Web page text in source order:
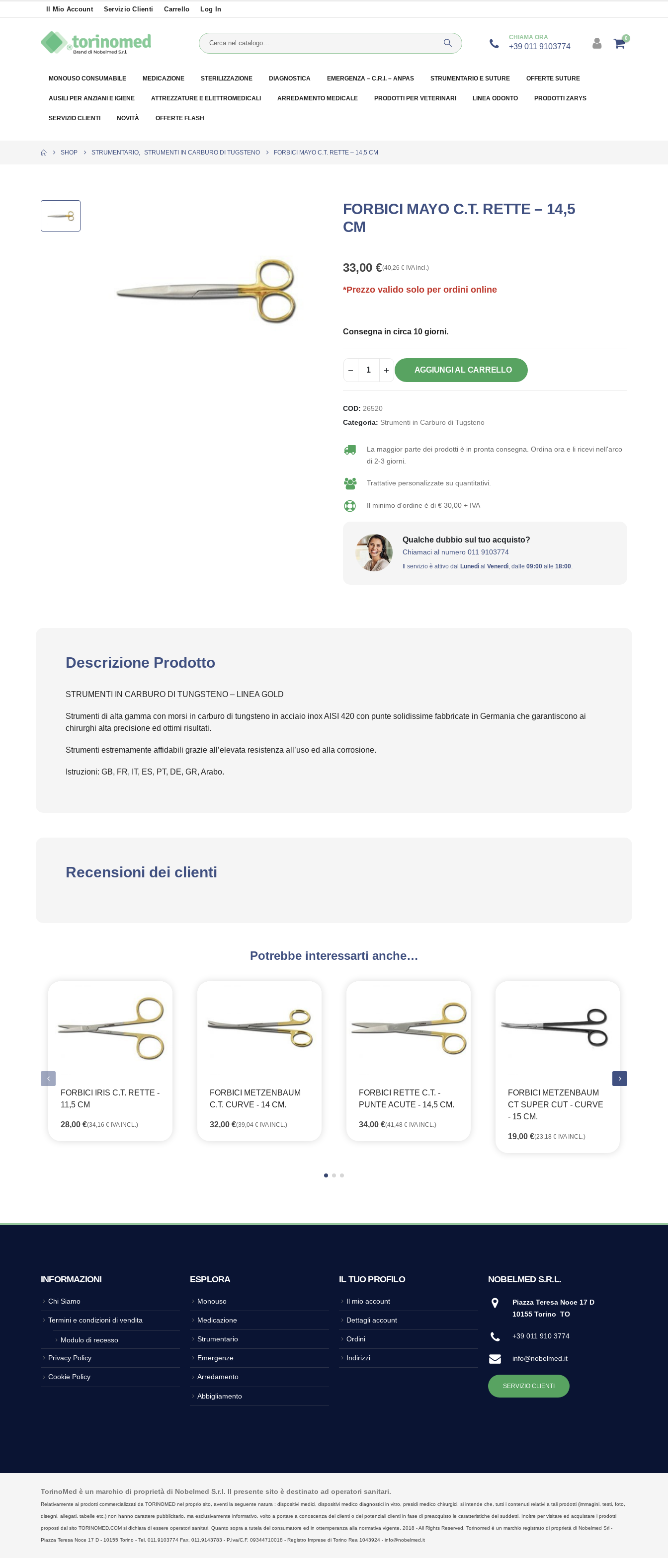
Il Mio Account Servizio Clienti Carrello Log In
CHIAMA ORA
+39 011 9103774
0
MONOUSO CONSUMABILE MEDICAZIONE STERILIZZAZIONE DIAGNOSTICA EMERGENZA – C.R.I. – ANPAS STRUMENTARIO E SUTURE OFFERTE SUTURE
AUSILI PER ANZIANI E IGIENE ATTREZZATURE E ELETTROMEDICALI ARREDAMENTO MEDICALE PRODOTTI PER VETERINARI LINEA ODONTO PRODOTTI ZARYS
SERVIZIO CLIENTI NOVITÀ OFFERTE FLASH
SHOP STRUMENTARIO STRUMENTI IN CARBURO DI TUGSTENO FORBICI MAYO C.T. RETTE – 14,5 CM
FORBICI MAYO C.T. RETTE – 14,5
CM
33,00 €(40,26 €IVA incl.)
*Prezzo valido solo per ordini online
Consegna in circa 10 giorni.
AGGIUNGI AL CARRELLO
COD: 26520
Categoria: Strumenti in Carburo di Tugsteno
La maggior parte dei prodotti è in pronta consegna. Ordina ora e li ricevi nell'arco
di 2-3 giorni.
Trattative personalizzate su quantitativi.
Il minimo d'ordine è di € 30,00 + IVA
Qualche dubbio sul tuo acquisto?
Chiamaci al numero 011 9103774
Il servizio è attivo dal Lunedìal Venerdì, dalle 09:00alle 18:00.
Descrizione Prodotto
STRUMENTI IN CARBURO DI TUNGSTENO – LINEA GOLD
Strumenti di alta gamma con morsi in carburo di tungsteno in acciaio inox AISI 420 con punte solidissime fabbricate in Germania che garantiscono ai
chirurghi alta precisione ed ottimi risultati.
Strumenti estremamente affidabili grazie all’elevata resistenza all’uso ed alla corrosione.
Istruzioni: GB, FR, IT, ES, PT, DE, GR, Arabo.
Recensioni dei clienti
Potrebbe interessarti anche…
FORBICI IRIS C.T. RETTE -
11,5 CM
28,00 €(34,16 € IVA INCL.)
FORBICI METZENBAUM
C.T. CURVE - 14 CM.
32,00 €(39,04 € IVA INCL.)
FORBICI RETTE C.T. -
PUNTE ACUTE - 14,5 CM.
34,00 €(41,48 € IVA INCL.)
FORBICI METZENBAUM
CT SUPER CUT - CURVE
- 15 CM.
19,00 €(23,18 € IVA INCL.)
INFORMAZIONI
Chi Siamo
Termini e condizioni di vendita
Modulo di recesso
Privacy Policy
Cookie Policy
ESPLORA
Monouso
Medicazione
Strumentario
Emergenze
Arredamento
Abbigliamento
IL TUO PROFILO
Il mio account
Dettagli account
Ordini
Indirizzi
NOBELMED S.R.L.
Piazza Teresa Noce 17 D
10155 Torino TO
+39 011 910 3774
info@nobelmed.it
SERVIZIO CLIENTI
TorinoMed è un marchio di proprietà di Nobelmed S.r.l. Il presente sito è destinato ad operatori sanitari.
Relativamente ai prodotti commercializzati da TORINOMED nel proprio sito, aventi la seguente natura : dispositivi medici, dispositivi medico diagnostici in vitro, presidi medico chirurgici, si intende che, tutti i contenuti relativi a tali prodotti (immagini, testi, foto,
disegni, allegati, tabelle etc.) non hanno carattere pubblicitario, ma esclusivamente informativo, volto a portare a conoscenza dei clienti o dei potenziali clienti in fase di preacquisto le caratteristiche dei suddetti. Inoltre per visitare ed acquistare i prodotti
proposti dal sito TORINOMED.COM si dichiara di essere operatori sanitari. Quanto sopra a tutela del consumatore ed in ottemperanza alla normativa vigente. 2018 - All Rights Reserved. Torinomed è un marchio registrato di proprietà di Nobelmed Srl -
Piazza Teresa Noce 17 D - 10155 Torino - Tel. 011.9103774 Fax. 011.9143783 - P.Iva/C.F. 09344710018 - Registro Imprese di Torino Rea 1043924 - info@nobelmed.it